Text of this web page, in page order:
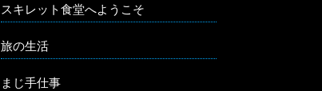
スキレット食堂へようこそ
旅の生活
まじ手仕事